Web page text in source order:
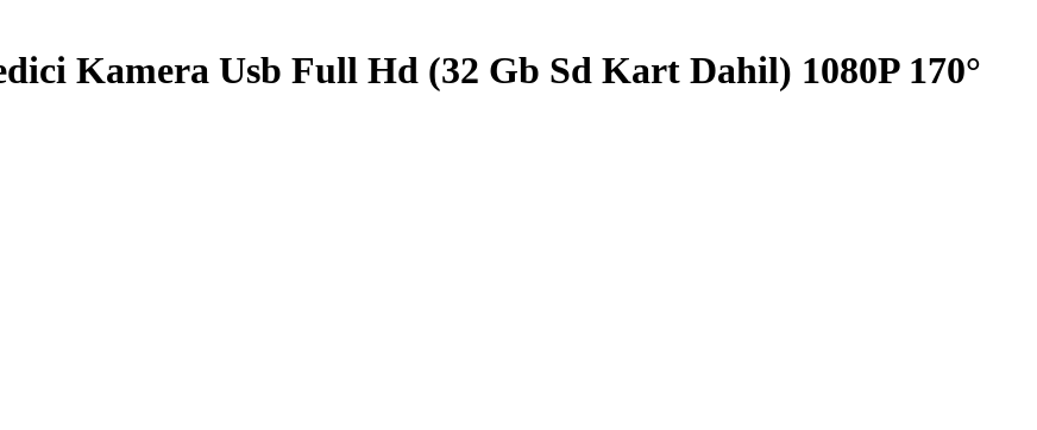
Kamera Usb Full Hd (32 Gb Sd Kart Dahil) 1080P 170°